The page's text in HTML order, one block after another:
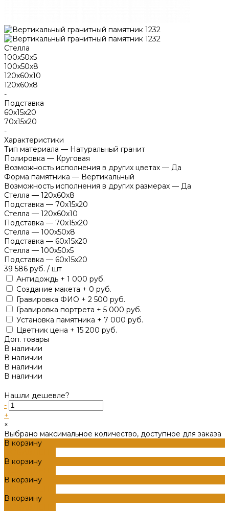
Стелла
100х50х5
100х50х8
120х60х10
120х60х8
-
Подставка
60х15х20
70х15х20
-
Характеристики
Тип материала — Натуральный гранит
Полировка — Круговая
Возможность исполнения в других цветах — Да
Форма памятника — Вертикальный
Возможность исполнения в других размерах — Да
Стелла — 120х60х8
Подставка — 70х15х20
Стелла — 120х60х10
Подставка — 70х15х20
Стелла — 100х50х8
Подставка — 60х15х20
Стелла — 100х50х5
Подставка — 60х15х20
39 586 руб. / шт
Антидождь + 1 000 руб.
Создание макета + 0 руб.
Гравировка ФИО + 2 500 руб.
Гравировка портрета + 5 000 руб.
Установка памятника + 7 000 руб.
Цветник цена + 15 200 руб.
Доп. товары
В наличии
В наличии
В наличии
В наличии
Нашли дешевле?
-
+
×
Выбрано максимальное количество, доступное для заказа
В корзину
В корзину
В корзину
В корзину